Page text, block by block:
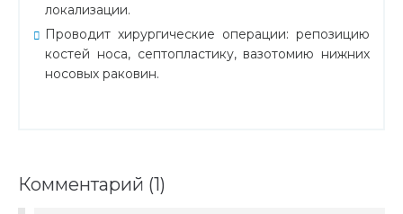
локализации.
Проводит хирургические операции: репозицию
костей носа, септопластику, вазотомию нижних
носовых раковин.
Комментарий (1)